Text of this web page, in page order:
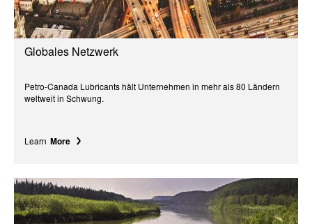
Globales Netzwerk
Petro-Canada Lubricants hält Unternehmen in mehr als 80 Ländern
weltweit in Schwung.
Learn More